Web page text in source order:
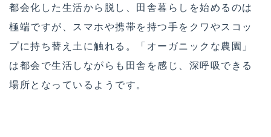
都会化した生活から脱し、田舎暮らしを始めるのは
極端ですが、スマホや携帯を持つ手をクワやスコッ
プに持ち替え土に触れる。「オーガニックな農園」
は都会で生活しながらも田舎を感じ、深呼吸できる
場所となっているようです。